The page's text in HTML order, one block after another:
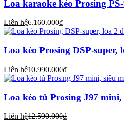
Loa karaoke kéo Prosing
Liên hệ6.160.000₫
Loa kéo Prosing DSP-super,
Liên hệ10.990.000₫
Loa kéo tủ Prosing J97 mini,
Liên hệ12.590.000₫